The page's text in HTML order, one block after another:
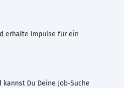
erhalte Impulse für ein
Du Deine Job-Suche